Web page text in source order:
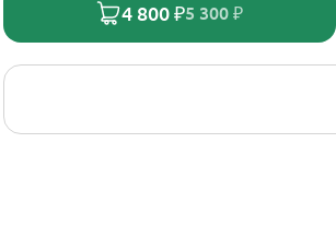
4 800 ₽5 300 ₽